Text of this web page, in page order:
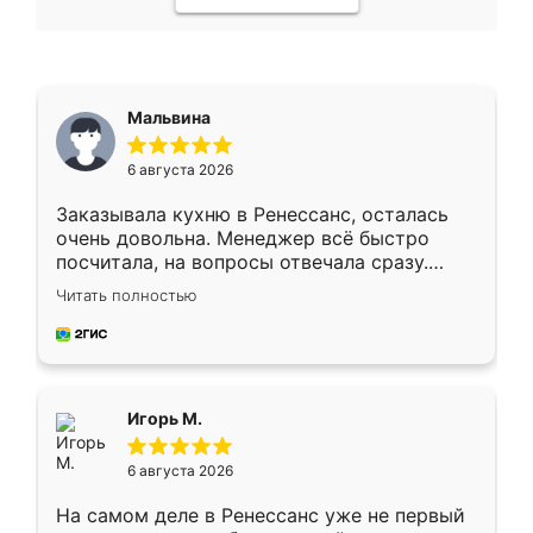
Мальвина
6 августа 2026
Заказывала кухню в Ренессанс, осталась
очень довольна. Менеджер всё быстро
посчитала, на вопросы отвечала сразу.
Замерщик приехал в субботу, подошёл к
делу со всей ответственностью. Собрали
за день, ребята работали аккуратно, даже
Читать полностью
Игорь М.
6 августа 2026
На самом деле в Ренессанс уже не первый